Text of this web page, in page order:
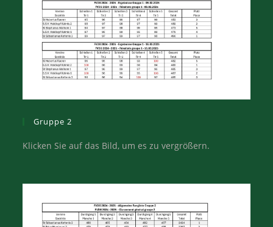
Gruppe 2
Klicken Sie auf das Bild, um es zu vergrößern.